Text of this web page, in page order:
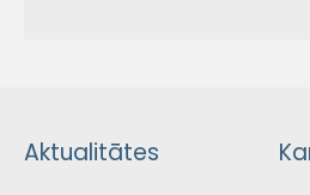
Aktualitātes